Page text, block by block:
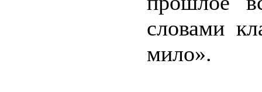
словами
мило».